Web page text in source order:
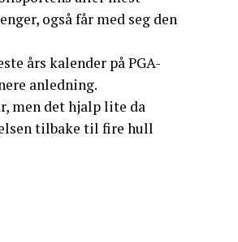
også får med seg den
års kalender på PGA-
anledning.
men det hjalp lite da
tilbake til fire hull